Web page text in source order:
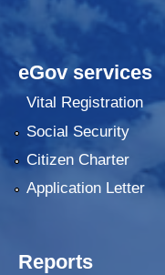
eGov services
Vital Registration
Social Security
Citizen Charter
Application Letter
Reports